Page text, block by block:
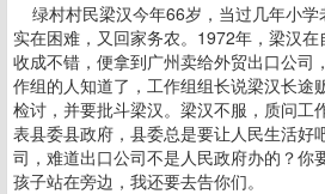
绿村村民梁汉今年66岁，当过几年小学
实在困难，又回家务农。1972年，梁汉在
收成不错，便拿到广州卖给外贸出口公司
作组的人知道了，工作组组长说梁汉长途
检讨，并要批斗梁汉。梁汉不服，质问工
表县委县政府，县委总是要让人民生活好
司，难道出口公司不是人民政府办的？你
孩子站在旁边，我还要去告你们。